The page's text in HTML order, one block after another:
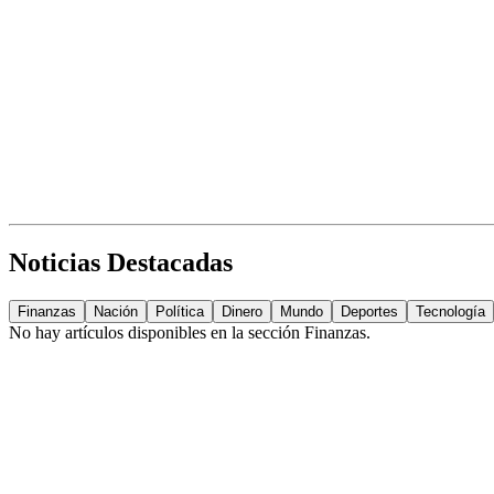
Noticias Destacadas
Finanzas Nación Política Dinero Mundo Deportes Tecnología
No hay artículos disponibles en la sección Finanzas.